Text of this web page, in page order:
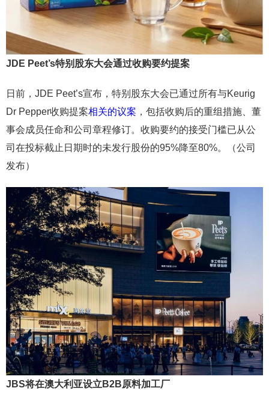
JDE Peet’s特别股东大会通过收购要约提案
日前，JDE Peet’s宣布，特别股东大会已通过所有与Keurig
Dr Pepper收购提案相关的议案 ，包括收购后的重组措施、董
事会成员任命和公司章程修订。收购要约的接受门槛已从公
司在投标截止日期时的未发行股份的95%降至80%。（公司
发布）
JBS将在澳大利亚设立B2B原料加工厂